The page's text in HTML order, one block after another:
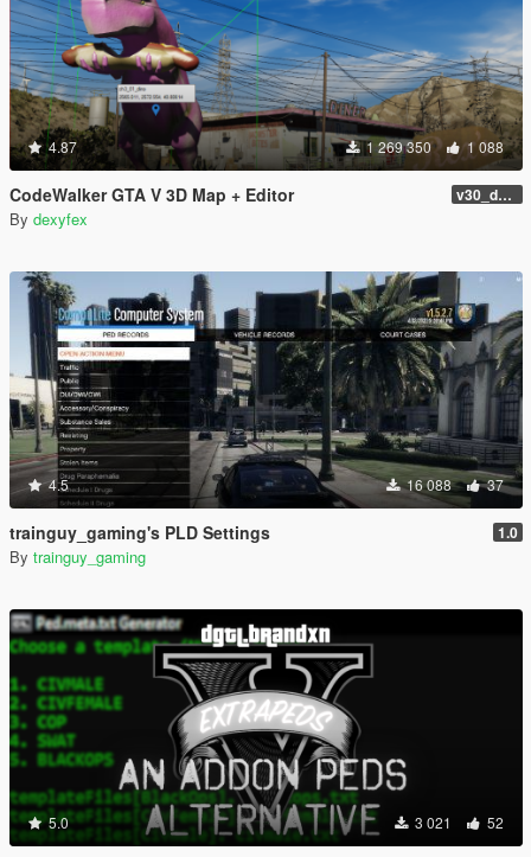
4.87 1 269 350 1 088
CodeWalker GTA V 3D Map + Editor v30_dev46
By dexyfex
4.5 16 088 37
trainguy_gaming's PLD Settings 1.0
By trainguy_gaming
5.0 3 021 52